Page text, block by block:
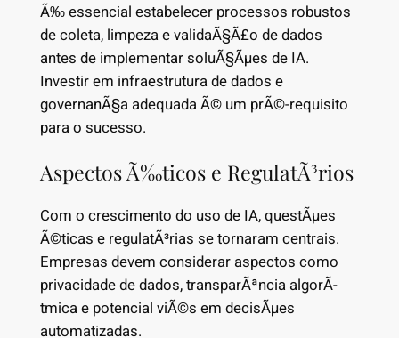
Ã‰ essencial estabelecer processos robustos
de coleta, limpeza e validaÃ§Ã£o de dados
antes de implementar soluÃ§Ãµes de IA.
Investir em infraestrutura de dados e
governanÃ§a adequada Ã© um prÃ©-requisito
para o sucesso.
Aspectos Ã‰ticos e RegulatÃ³rios
Com o crescimento do uso de IA, questÃµes
Ã©ticas e regulatÃ³rias se tornaram centrais.
Empresas devem considerar aspectos como
privacidade de dados, transparÃªncia algorÃ­
tmica e potencial viÃ©s em decisÃµes
automatizadas.